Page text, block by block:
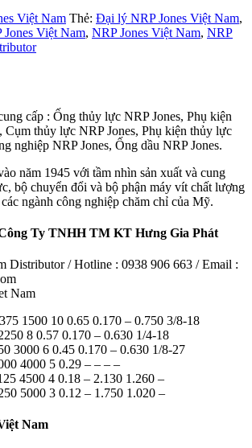
Việt Nam Thẻ: Đại lý NRP Jones Việt Nam,
Việt Nam, NRP Jones Việt Nam, NRP
cấp : Ống thủy lực NRP Jones, Phụ kiện
Cụm thủy lực NRP Jones, Phụ kiện thủy lực
nghiệp NRP Jones, Ống dầu NRP Jones.
năm 1945 với tầm nhìn sản xuất và cung
bộ chuyển đổi và bộ phận máy vít chất lượng
ngành công nghiệp chăm chỉ của Mỹ.
Ty TNHH TM KT Hưng Gia Phát
Distributor / Hotline : 0938 906 663 / Email :
Nam
1500 10 0.65 0.170 – 0.750 3/8-18
8 0.57 0.170 – 0.630 1/4-18
3000 6 0.45 0.170 – 0.630 1/8-27
4000 5 0.29 – – – –
4500 4 0.18 – 2.130 1.260 –
5000 3 0.12 – 1.750 1.020 –
Nam